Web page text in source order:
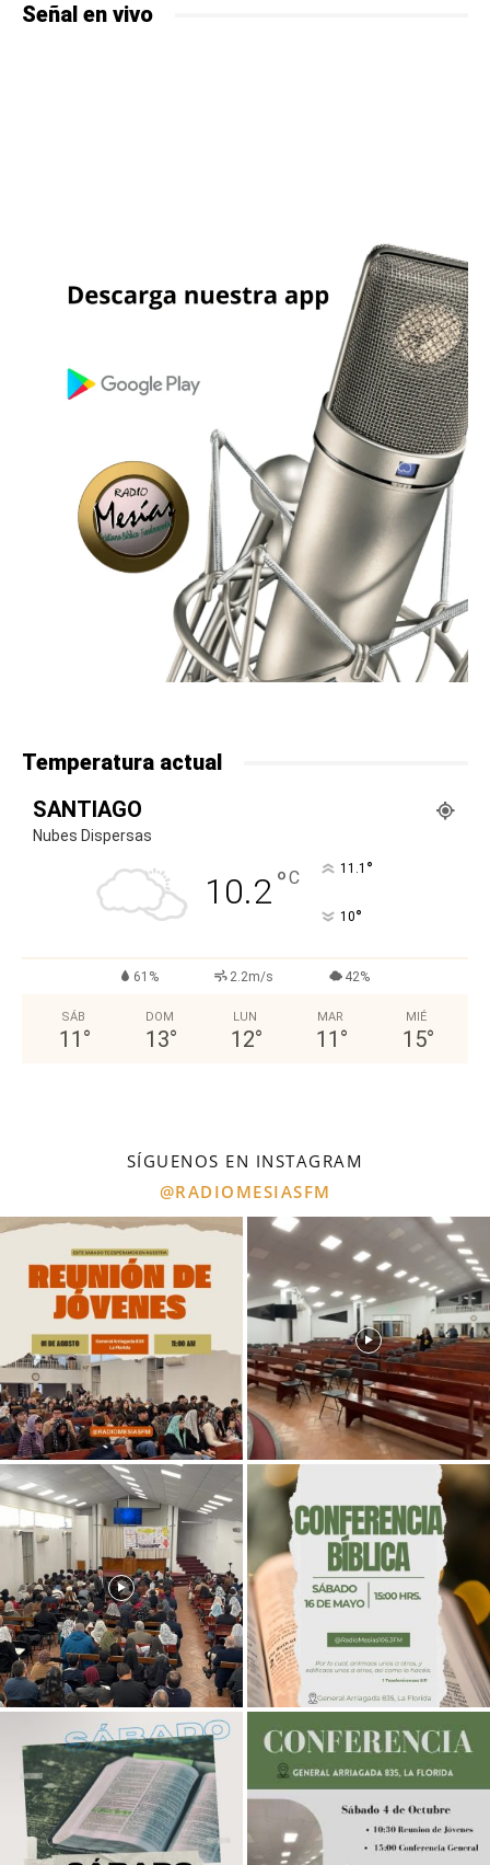
Señal en vivo
Temperatura actual
SANTIAGO
Nubes Dispersas
10.2°C 11.1 °
10°
61% 2.2m/s 42%
SÁB
11 °
DOM
13°
LUN
12°
MAR
11 °
MIÉ
15°
SÍGUENOS EN INSTAGRAM
@RADIOMESIASFM